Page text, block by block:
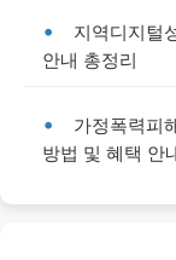
지역디지털
안내 총정리
가정폭력피
방법 및 혜택 안